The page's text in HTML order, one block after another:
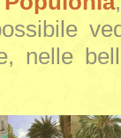
nelle